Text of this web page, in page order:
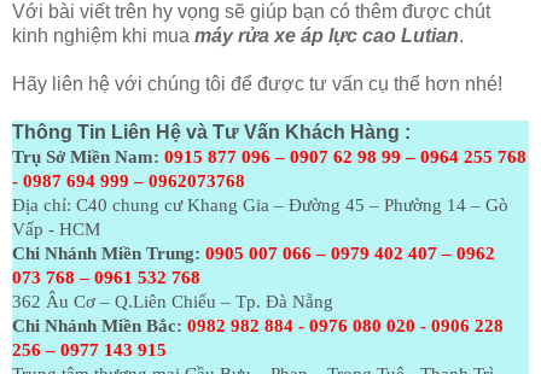
Với bài viết trên hy vọng sẽ giúp bạn có thêm được chút
kinh nghiệm khi mua máy rửa xe áp lực cao Lutian.
Hãy liên hệ với chúng tôi để được tư vấn cụ thể hơn nhé!
Thông Tin Liên Hệ và Tư Vấn Khách Hàng :
Trụ Sở Miền Nam: 0915 877 096 – 0907 62 98 99 – 0964 255 768
- 0987 694 999 – 0962073768
Địa chỉ: C40 chung cư Khang Gia – Đường 45 – Phường 14 – Gò
Vấp - HCM
Chi Nhánh Miền Trung: 0905 007 066 – 0979 402 407 – 0962
073 768 – 0961 532 768
362 Âu Cơ – Q.Liên Chiểu – Tp. Đà Nẵng
Chi Nhánh Miền Bắc: 0982 982 884 - 0976 080 020 - 0906 228
256 – 0977 143 915